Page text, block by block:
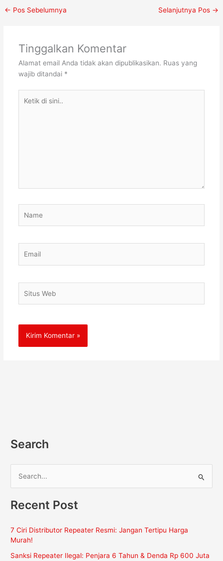
← Pos Sebelumnya Selanjutnya Pos →
Tinggalkan Komentar
Alamat email Anda tidak akan dipublikasikan. Ruas yang
wajib ditandai *
Web
Search
r
u
t
Recent Post
7 Ciri Distributor Repeater Resmi: Jangan Tertipu Harga
Murah!
Sanksi Repeater Ilegal: Penjara 6 Tahun & Denda Rp 600 Juta